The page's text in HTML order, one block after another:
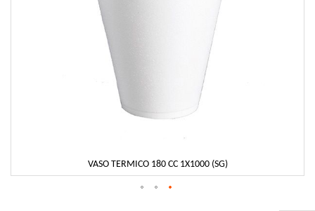
VASO TERMICO 180 CC 1X1000 (SG)